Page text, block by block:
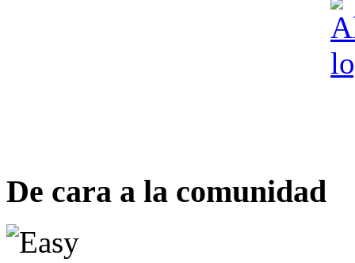
De cara a la comunidad